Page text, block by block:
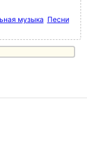
музыка Песни